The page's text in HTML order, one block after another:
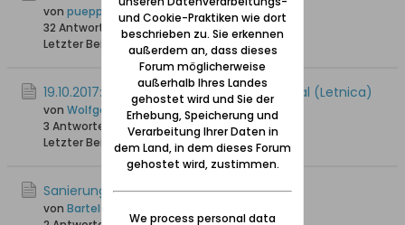
von pueppi6
32 Antworten
41.659 Hits
0 Likes
Letzter Beitrag
03.04.2018, 21:01
19.10.2017: Grass-Veranstaltung in Lauental (Letnica)
von Wolfgang
3 Antworten
14.580 Hits0 Likes
Letzter Beitrag17.10.2017, 14:26
Sanierung Lauental im Video
von Bartels
und Cookie-Praktiken wie dort
beschrieben zu. Sie erkennen
außerdem an, dass dieses
Forum möglicherweise
außerhalb Ihres Landes
gehostet wird und Sie der
Erhebung, Speicherung und
Verarbeitung Ihrer Daten in
dem Land, in dem dieses Forum
gehostet wird, zustimmen.
We process personal data